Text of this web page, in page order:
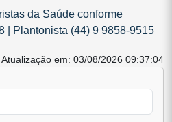
da Saúde conforme
| Plantonista (44) 9 9858-9515
Atualização em: 03/08/2026 09:37:04